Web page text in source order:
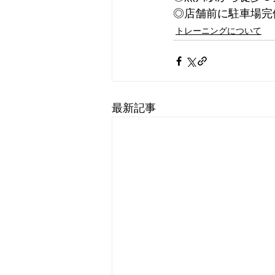
◎店舗前に駐車場完
トレーニングについて
最新記事